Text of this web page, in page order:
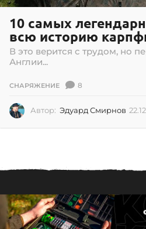
10 самых
всю историю
В это верится с трудом, но
Англии...
СНАРЯЖЕНИЕ 8
Автор: Эдуард Смирнов